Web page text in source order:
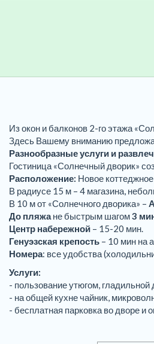
Из окон и балконов 2-го этажа
Здесь Вашему вниманию
Разнообразные услуги и
Гостиница «Солнечный дворик»
Расположение: Новое
В радиусе 15 м – 4 магазина,
В 10 м от «Солнечного дворика» –
До пляжане быстрым шагом3
Центр набережной – 15-20 мин.
Генуэзская крепость – 10 мин на
Номера: все удобства
Услуги:
- пользование утюгом, гладильной
- на общей кухне чайник,
- бесплатная парковка во дворе и